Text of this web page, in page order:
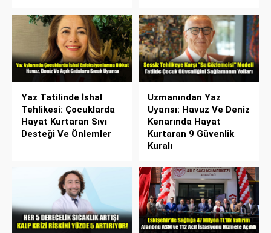
Yaz Tatilinde İshal
Tehlikesi: Çocuklarda
Hayat Kurtaran Sıvı
Desteği Ve Önlemler
Uzmanından Yaz
Uyarısı: Havuz Ve Deniz
Kenarında Hayat
Kurtaran 9 Güvenlik
Kuralı